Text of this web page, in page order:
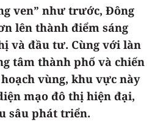
ven” như trước, Đông
lên thành điểm sáng
và đầu tư. Cùng với làn
tâm thành phố và chiến
vùng, khu vực này
mạo đô thị hiện đại,
sâu phát triển.